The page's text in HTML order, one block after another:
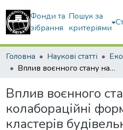
Фонди та
зібрання
Пошук за
критеріями
Головна Наукові статті
Вплив воєнного стану на колабораційні формування кластерів будівельних підприємств в Україні
Вплив воєнного
колабораційні
кластерів